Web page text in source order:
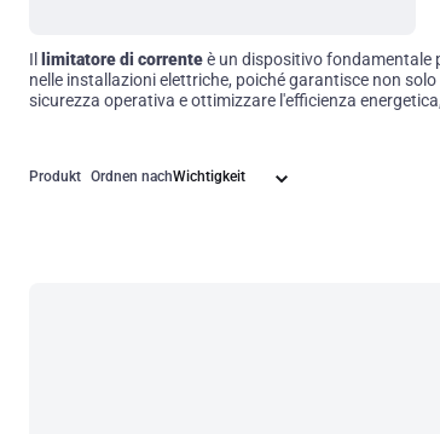
Il limitatore di correnteè un dispositivo fondamentale
nelle installazioni elettriche, poiché garantisce non
sicurezza operativa e ottimizzare l'efficienza
Produkt Ordnen nach